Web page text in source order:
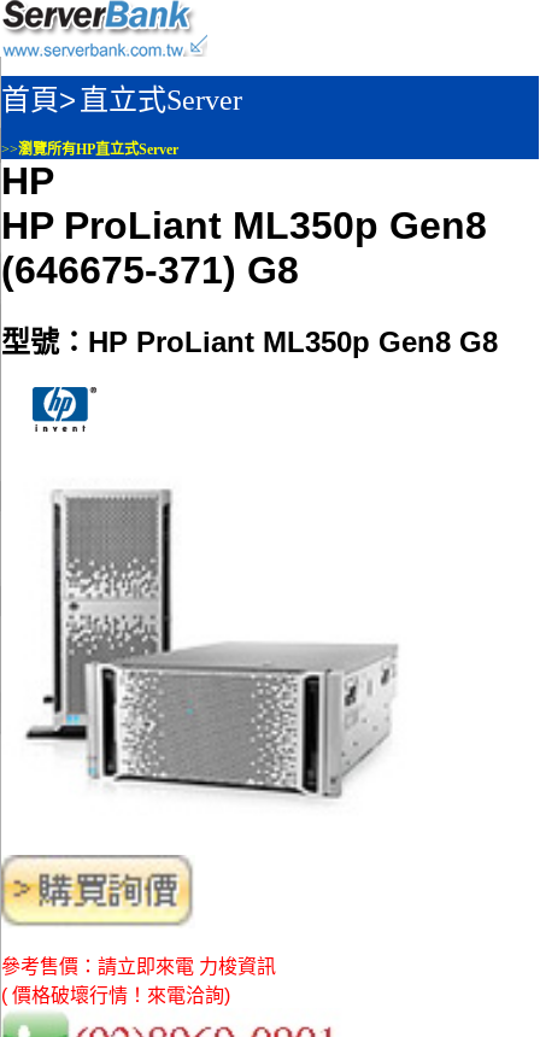
首頁>直立式Server
>>瀏覽所有HP直立式Server
HP
HP ProLiant ML350p Gen8
(646675-371) G8
型號：HP ProLiant ML350p Gen8 G8
參考售價：請立即來電 力梭資訊
( 價格破壞行情！來電洽詢)